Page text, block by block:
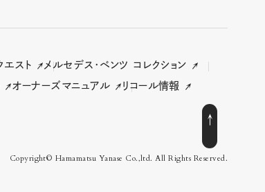
エスト
メルセデス･ベンツ コレクション
オーナーズマニュアル リコール情報
Copyright© Hamamatsu Yanase Co.,ltd. All Rights Reserved.